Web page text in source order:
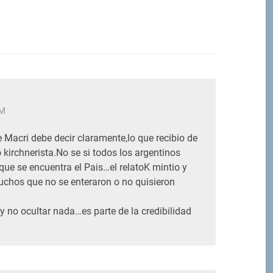
Macri debe decir claramente,lo que recibio de
kirchnerista.No se si todos los argentinos
se encuentra el Pais…el relatoK mintio y
que no se enteraron o no quisieron
no ocultar nada…es parte de la credibilidad